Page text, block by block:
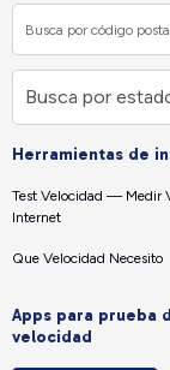
Herramientas de
Test Velocidad — Medir
Internet
Que Velocidad Necesito
Apps para prueba
velocidad